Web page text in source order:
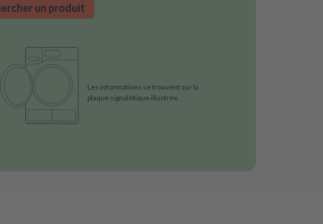
un produit
Les informations se trouvent sur la
plaque signalétique illustrée.